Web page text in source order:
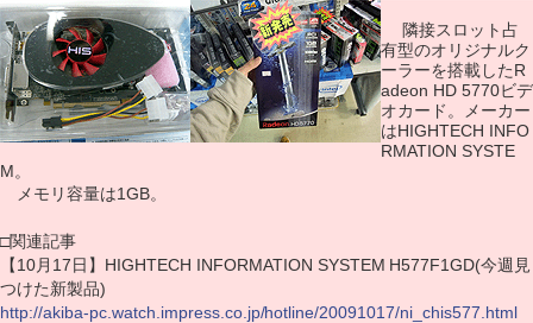
隣接スロット占
有型のオリジナルク
ーラーを搭載したR
adeon HD 5770ビデ
オカード。メーカー
はHIGHTECH INFO
RMATION SYSTE
M。
メモリ容量は1GB。
□関連記事
【10月17日】HIGHTECH INFORMATION SYSTEM H577F1GD(今週見
つけた新製品)
http://akiba-pc.watch.impress.co.jp/hotline/20091017/ni_chis577.html